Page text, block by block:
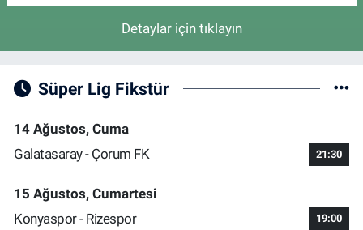
Detaylar için tıklayın
Süper Lig Fikstür
14 Ağustos, Cuma
Galatasaray - Çorum FK
21:30
15 Ağustos, Cumartesi
Konyaspor - Rizespor
19:00